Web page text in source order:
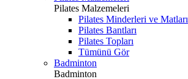
Pilates Malzemeleri
Pilates Minderleri ve Matları
Pilates Bantları
Pilates Topları
Tümünü Gör
Badminton
Badminton